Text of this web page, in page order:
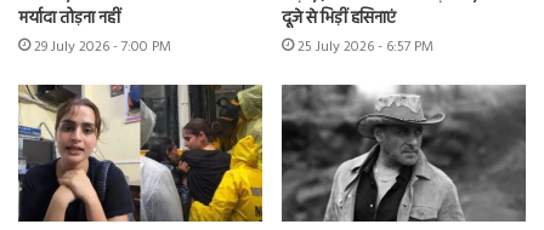
मर्यादा तोड़ना नहीं
29 July 2026 - 7:00 PM
दूजे से भिड़ीं हसिनाएं
25 July 2026 - 6:57 PM